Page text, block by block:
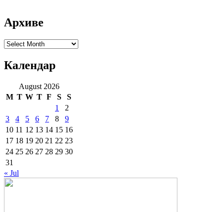
Архиве
Архиве
Календар
August 2026
M T W T F S
S
1
2
3
4 5 6 7 8
9
10 11 12 13 14 15 16
17 18 19 20 21 22 23
24 25 26 27 28 29 30
31
« Jul